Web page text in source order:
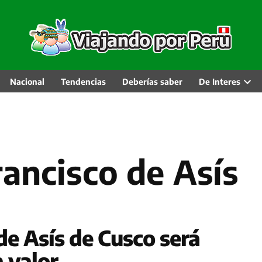
Nacional Tendencias Deberías saber De Interes
de Asís
Asís de Cusco será